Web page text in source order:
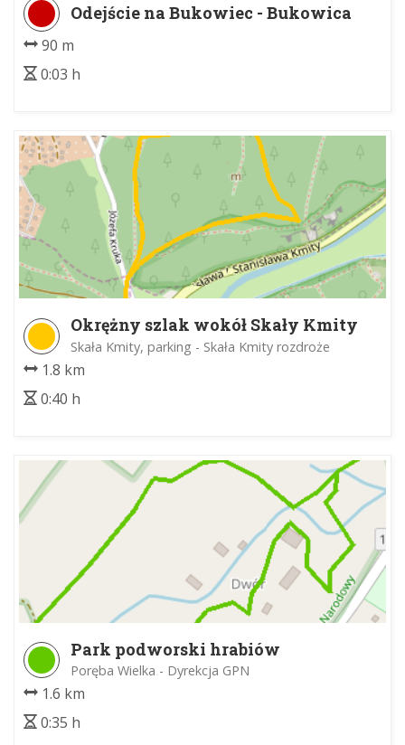
Odejście na Bukowiec - Bukowica
90 m
0:03 h
Okrężny szlak wokół Skały Kmity
Skała Kmity, parking - Skała Kmity rozdroże
1.8 km
0:40 h
Park podworski hrabiów
Wodzickich - góra Chabówka
Poręba Wielka - Dyrekcja GPN
1.6 km
0:35 h